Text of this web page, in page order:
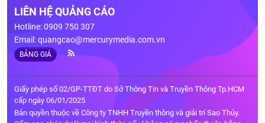
LIÊN HỆ QUẢNG CÁO
Hotline: 0909 750 307
Email:quangcao@mercurymedia.com.vn
BẢNG GIÁ
Giấy phép số 02/GP-TTĐT do Sở Thông Tin và Truyền Thông Tp.HCM
cấp ngày 06/01/2025
Bản quyền thuộc về Công ty TNHH Truyền thông và giải trí Sao Thủy.